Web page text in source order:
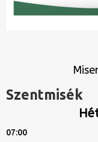
Szentmisék
07:00